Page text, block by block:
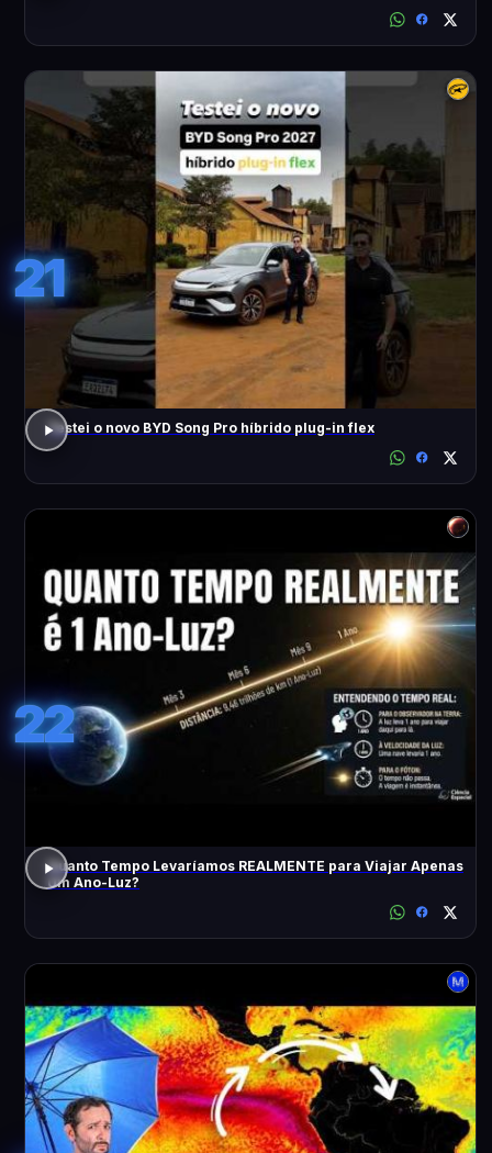
21
Testei o novo BYD Song Pro híbrido plug-in flex
22
Quanto Tempo Levaríamos REALMENTE para Viajar Apenas
Um Ano-Luz?